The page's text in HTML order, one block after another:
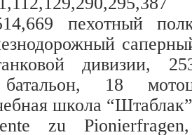
пехотный
дивизии,
18
школа
zu